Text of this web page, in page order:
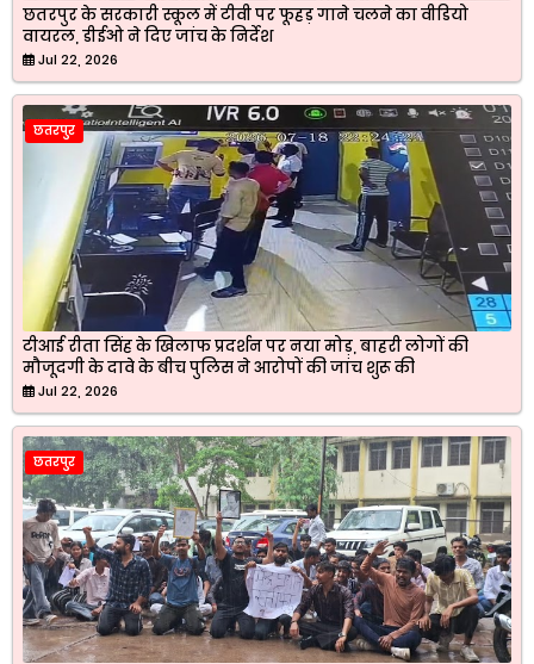
छतरपुर के सरकारी स्कूल में टीवी पर फूहड़ गाने चलने का वीडियो
वायरल, डीईओ ने दिए जांच के निर्देश
Jul 22, 2026
छतरपुर
टीआई रीता सिंह के खिलाफ प्रदर्शन पर नया मोड़, बाहरी लोगों की
मौजूदगी के दावे के बीच पुलिस ने आरोपों की जांच शुरू की
Jul 22, 2026
छतरपुर